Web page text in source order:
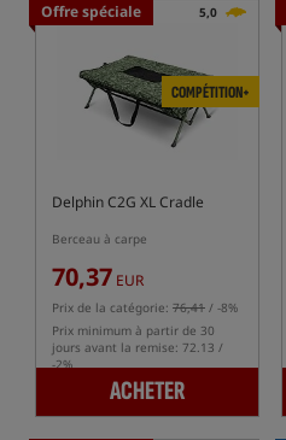
Offre spéciale 5,0
COMPÉTITION+
Delphin C2G XL Cradle
Berceau à carpe
70,37 EUR
Prix de la catégorie: 76,41 / -8%
Prix minimum à partir de 30
jours avant la remise: 72.13 /
-2%
ACHETER